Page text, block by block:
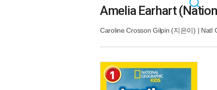
Amelia Earhart
Caroline Crosson Gilpin (지은이) | Natl